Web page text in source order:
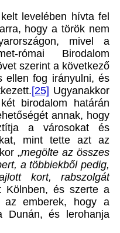
levelében hívta fel
hogy a török nem
mivel a
római Birodalom
szerint a következő
ellen fog irányulni, és
[25] Ugyanakkor
birodalom határán
annak, hogy
a városokat és
mint tette azt az
„megölte az összes
a többiekből pedig,
kort, rabszolgát
Kölnben, és szerte a
az emberek, hogy a
Dunán, és lerohanja